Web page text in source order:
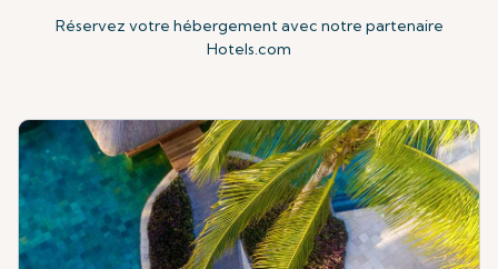
Réservez votre hébergement avec notre partenaire
Hotels.com